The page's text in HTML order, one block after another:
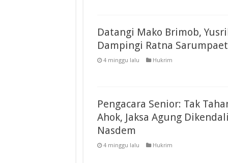
Datangi Mako Brimob,
Dampingi Ratna Sarumpaet
4 minggu lalu Hukrim
Pengacara Senior: Tak
Ahok, Jaksa Agung
Nasdem
4 minggu lalu Hukrim